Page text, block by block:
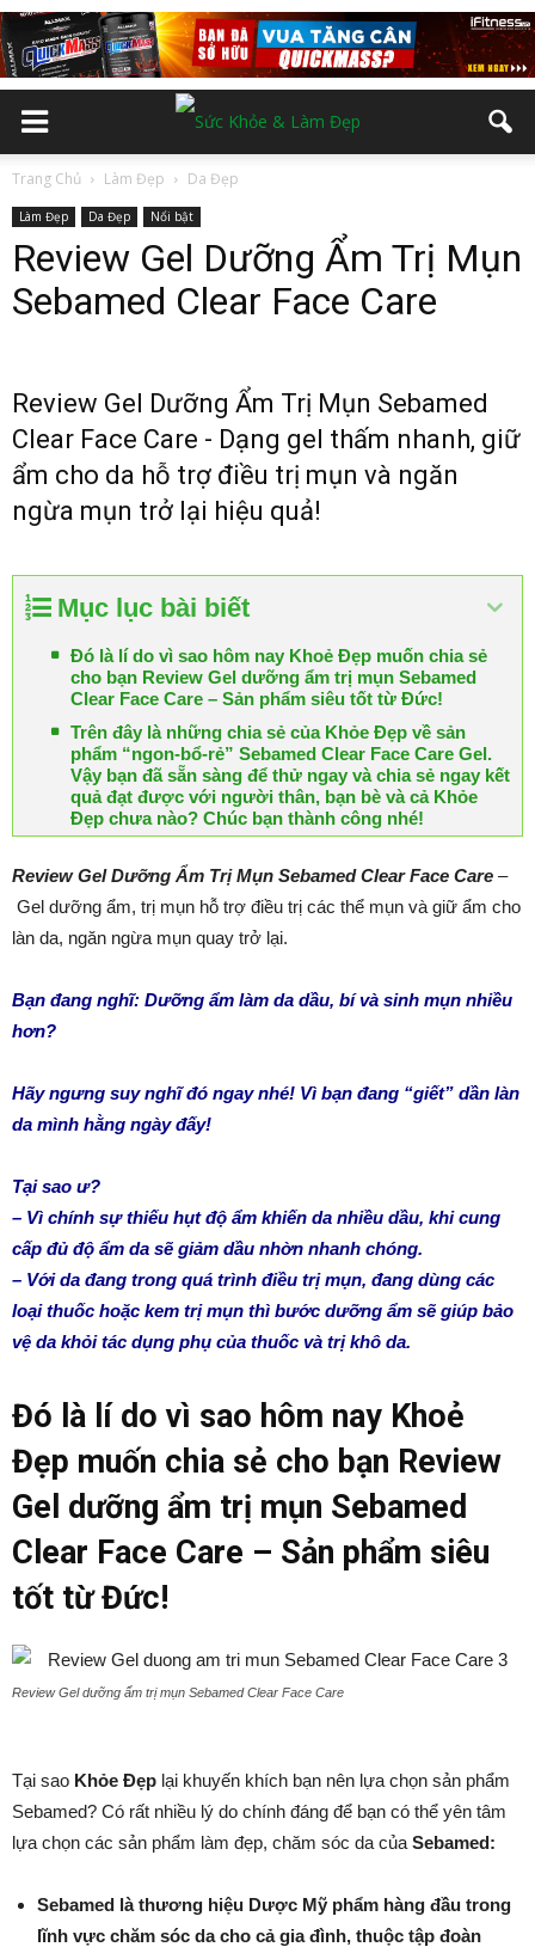
Trang Chủ Làm Đẹp Da Đẹp
Làm Đẹp Da Đẹp Nổi bật
Review Gel Dưỡng Ẩm Trị Mụn
Sebamed Clear Face Care
Review Gel Dưỡng Ẩm Trị Mụn Sebamed
Clear Face Care - Dạng gel thấm nhanh, giữ
ẩm cho da hỗ trợ điều trị mụn và ngăn
ngừa mụn trở lại hiệu quả!
Mục lục bài biết
Đó là lí do vì sao hôm nay Khoẻ Đẹp muốn chia sẻ
cho bạn Review Gel dưỡng ẩm trị mụn Sebamed
Clear Face Care – Sản phẩm siêu tốt từ Đức!
Trên đây là những chia sẻ của Khỏe Đẹp về sản
phẩm “ngon-bổ-rẻ” Sebamed Clear Face Care Gel.
Vậy bạn đã sẵn sàng để thử ngay và chia sẻ ngay kết
quả đạt được với người thân, bạn bè và cả Khỏe
Đẹp chưa nào? Chúc bạn thành công nhé!
Review Gel Dưỡng Ẩm Trị Mụn Sebamed Clear Face Care –
Gel dưỡng ẩm, trị mụn hỗ trợ điều trị các thể mụn và giữ ẩm cho
làn da, ngăn ngừa mụn quay trở lại.
Bạn đang nghĩ: Dưỡng ẩm làm da dầu, bí và sinh mụn nhiều
hơn?
Hãy ngưng suy nghĩ đó ngay nhé! Vì bạn đang “giết” dần làn
da mình hằng ngày đấy!
Tại sao ư?
– Vì chính sự thiếu hụt độ ẩm khiến da nhiều dầu, khi cung
cấp đủ độ ẩm da sẽ giảm dầu nhờn nhanh chóng.
– Với da đang trong quá trình điều trị mụn, đang dùng các
loại thuốc hoặc kem trị mụn thì bước dưỡng ẩm sẽ giúp bảo
vệ da khỏi tác dụng phụ của thuốc và trị khô da.
Đó là lí do vì sao hôm nay Khoẻ
Đẹp muốn chia sẻ cho bạn Review
Gel dưỡng ẩm trị mụn Sebamed
Clear Face Care – Sản phẩm siêu
tốt từ Đức!
Review Gel dưỡng ẩm trị mụn Sebamed Clear Face Care
Tại sao Khỏe Đẹp lại khuyến khích bạn nên lựa chọn sản phẩm
Sebamed? Có rất nhiều lý do chính đáng để bạn có thể yên tâm
lựa chọn các sản phẩm làm đẹp, chăm sóc da của Sebamed:
Sebamed là thương hiệu Dược Mỹ phẩm hàng đầu trong
lĩnh vực chăm sóc da cho cả gia đình, thuộc tập đoàn